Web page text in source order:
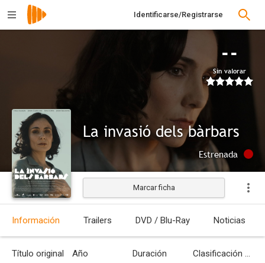
Identificarse/Registrarse
--
Sin valorar
La invasió dels bàrbars
Estrenada
Marcar ficha
Información Trailers DVD / Blu-Ray Noticias
Título original Año Duración Clasificación por edades